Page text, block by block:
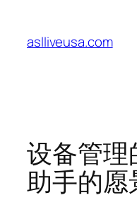
content
aslliveusa.com
设备管理
助手的愿